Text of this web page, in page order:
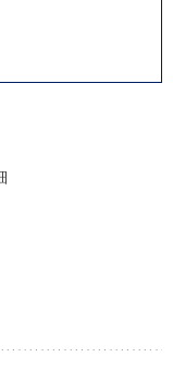
ト
「超成熟社会発展のサ